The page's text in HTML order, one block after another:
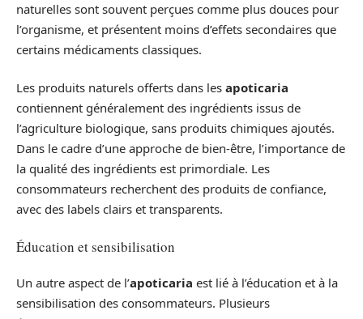
naturelles sont souvent perçues comme plus douces pour
l’organisme, et présentent moins d’effets secondaires que
certains médicaments classiques.
Les produits naturels offerts dans les apoticaria
contiennent généralement des ingrédients issus de
l’agriculture biologique, sans produits chimiques ajoutés.
Dans le cadre d’une approche de bien-être, l’importance de
la qualité des ingrédients est primordiale. Les
consommateurs recherchent des produits de confiance,
avec des labels clairs et transparents.
Éducation et sensibilisation
Un autre aspect de l’apoticaria est lié à l’éducation et à la
sensibilisation des consommateurs. Plusieurs